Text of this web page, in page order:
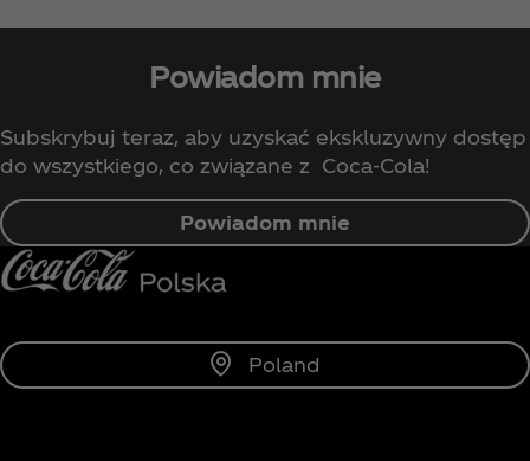
Powiadom mnie
Subskrybuj teraz, aby uzyskać ekskluzywny dostęp
do wszystkiego, co związane z Coca‑Cola!
Powiadom mnie
Poland